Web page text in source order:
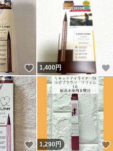
いいね！
1,400円
いいね！
1,290円